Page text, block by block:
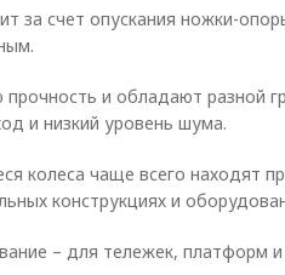
за счет опускания ножки-
и обладают разной
и низкий уровень шума.
колеса чаще всего находят
конструкциях и
– для тележек, платформ